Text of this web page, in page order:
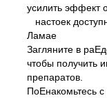
усилить эффект
настоек
Ламае
Загляните в
чтобы получить
препаратов.
ПоЕнакомьтесь